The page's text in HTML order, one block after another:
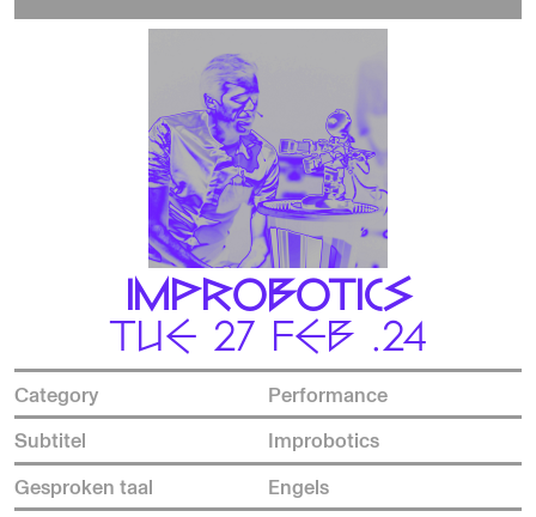
IMPROBOTICS
TUE 27 FEB .24
Category
Performance
Subtitel
Improbotics
Gesproken taal
Engels